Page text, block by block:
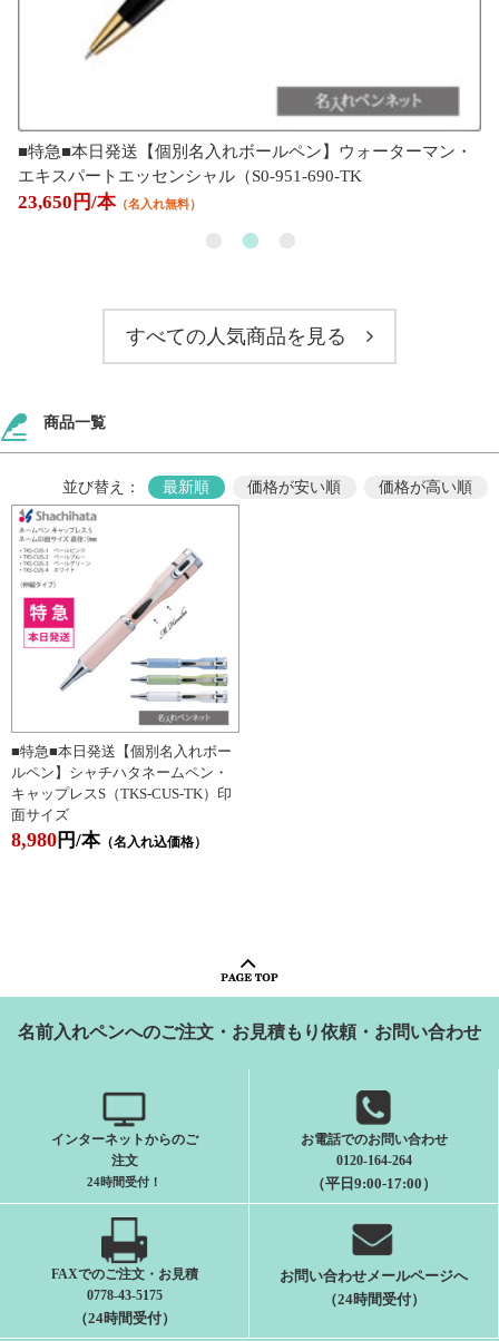
■特急■本日発送【個別名入れボールペン】ウォーターマン・
エキスパートエッセンシャル（S0-951-690-TK
23,650円/本（名入れ無料）
すべての人気商品を見る
商品一覧
並び替え： 最新順 価格が安い順 価格が高い順
■特急■本日発送【個別名入れボー
ルペン】シャチハタネームペン・
キャップレスS（TKS-CUS-TK）印
面サイズ
8,980円/本（名入れ込価格）
名前入れペンへのご注文・お見積もり依頼・お問い合わせ
インターネットからのご
注文
24時間受付 ！
お電話でのお問い合わせ
0120-164-264
（平日9:00-17:00）
FAXでのご注文・お見積
0778-43-5175
（24時間受付）
お問い合わせメールページへ
（24時間受付）